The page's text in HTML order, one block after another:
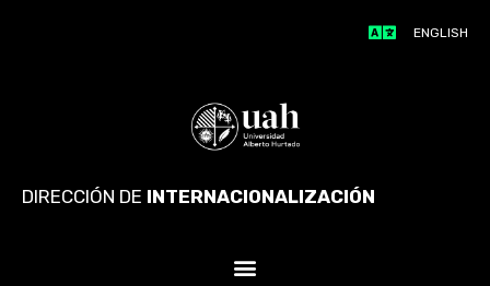
ENGLISH
DIRECCIÓN DE INTERNACIONALIZACIÓN